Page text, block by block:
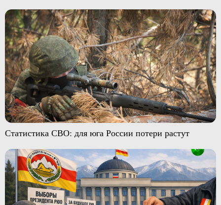
Статистика СВО: для юга России потери растут